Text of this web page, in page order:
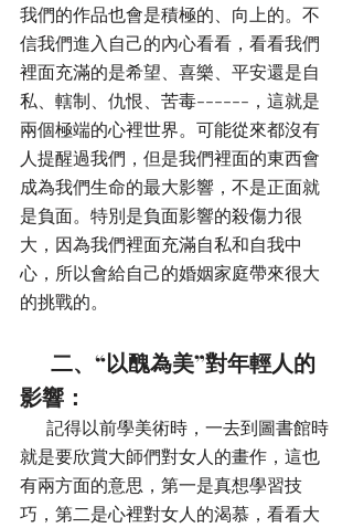
我們的作品也會是積極的、向上的。不
信我們進入自己的內心看看，看看我們
裡面充滿的是希望、喜樂、平安還是自
私、轄制、仇恨、苦毒------，這就是
兩個極端的心裡世界。可能從來都沒有
人提醒過我們，但是我們裡面的東西會
成為我們生命的最大影響，不是正面就
是負面。特別是負面影響的殺傷力很
大，因為我們裡面充滿自私和自我中
心，所以會給自己的婚姻家庭帶來很大
的挑戰的。
二、“以醜為美”對年輕人的
影響：
記得以前學美術時，一去到圖書館時
就是要欣賞大師們對女人的畫作，這也
有兩方面的意思，第一是真想學習技
巧，第二是心裡對女人的渴慕，看看大